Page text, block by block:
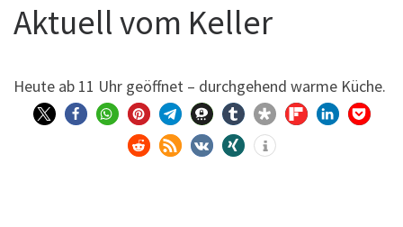
Aktuell vom Keller
Heu­te ab 11 Uhr geöff­net – durch­ge­hend war­me Küche.